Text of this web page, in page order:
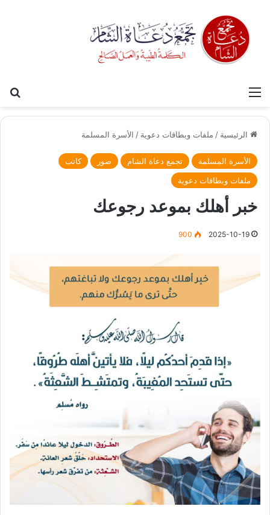
القائمة
الرئيسية / ملفات وبطاقات دعوية / الأسرة المسلمة
الأسرة المسلمة تجمع دعاة الشام صور
كاتب
ملفات وبطاقات دعوية
خبر أهلك بموعد رجوعك
2025-10-19
900